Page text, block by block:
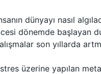
dünyayı nasıl
dönemde başlayan
son yıllarda
üzerine yapılan